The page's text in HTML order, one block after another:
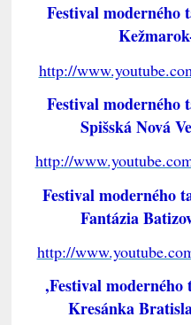
Festival moderného
http://
Festival moderného
Spišská Nová
http://
Festival moderného
Fantázia
http://
,Festival moderného
Kresánka